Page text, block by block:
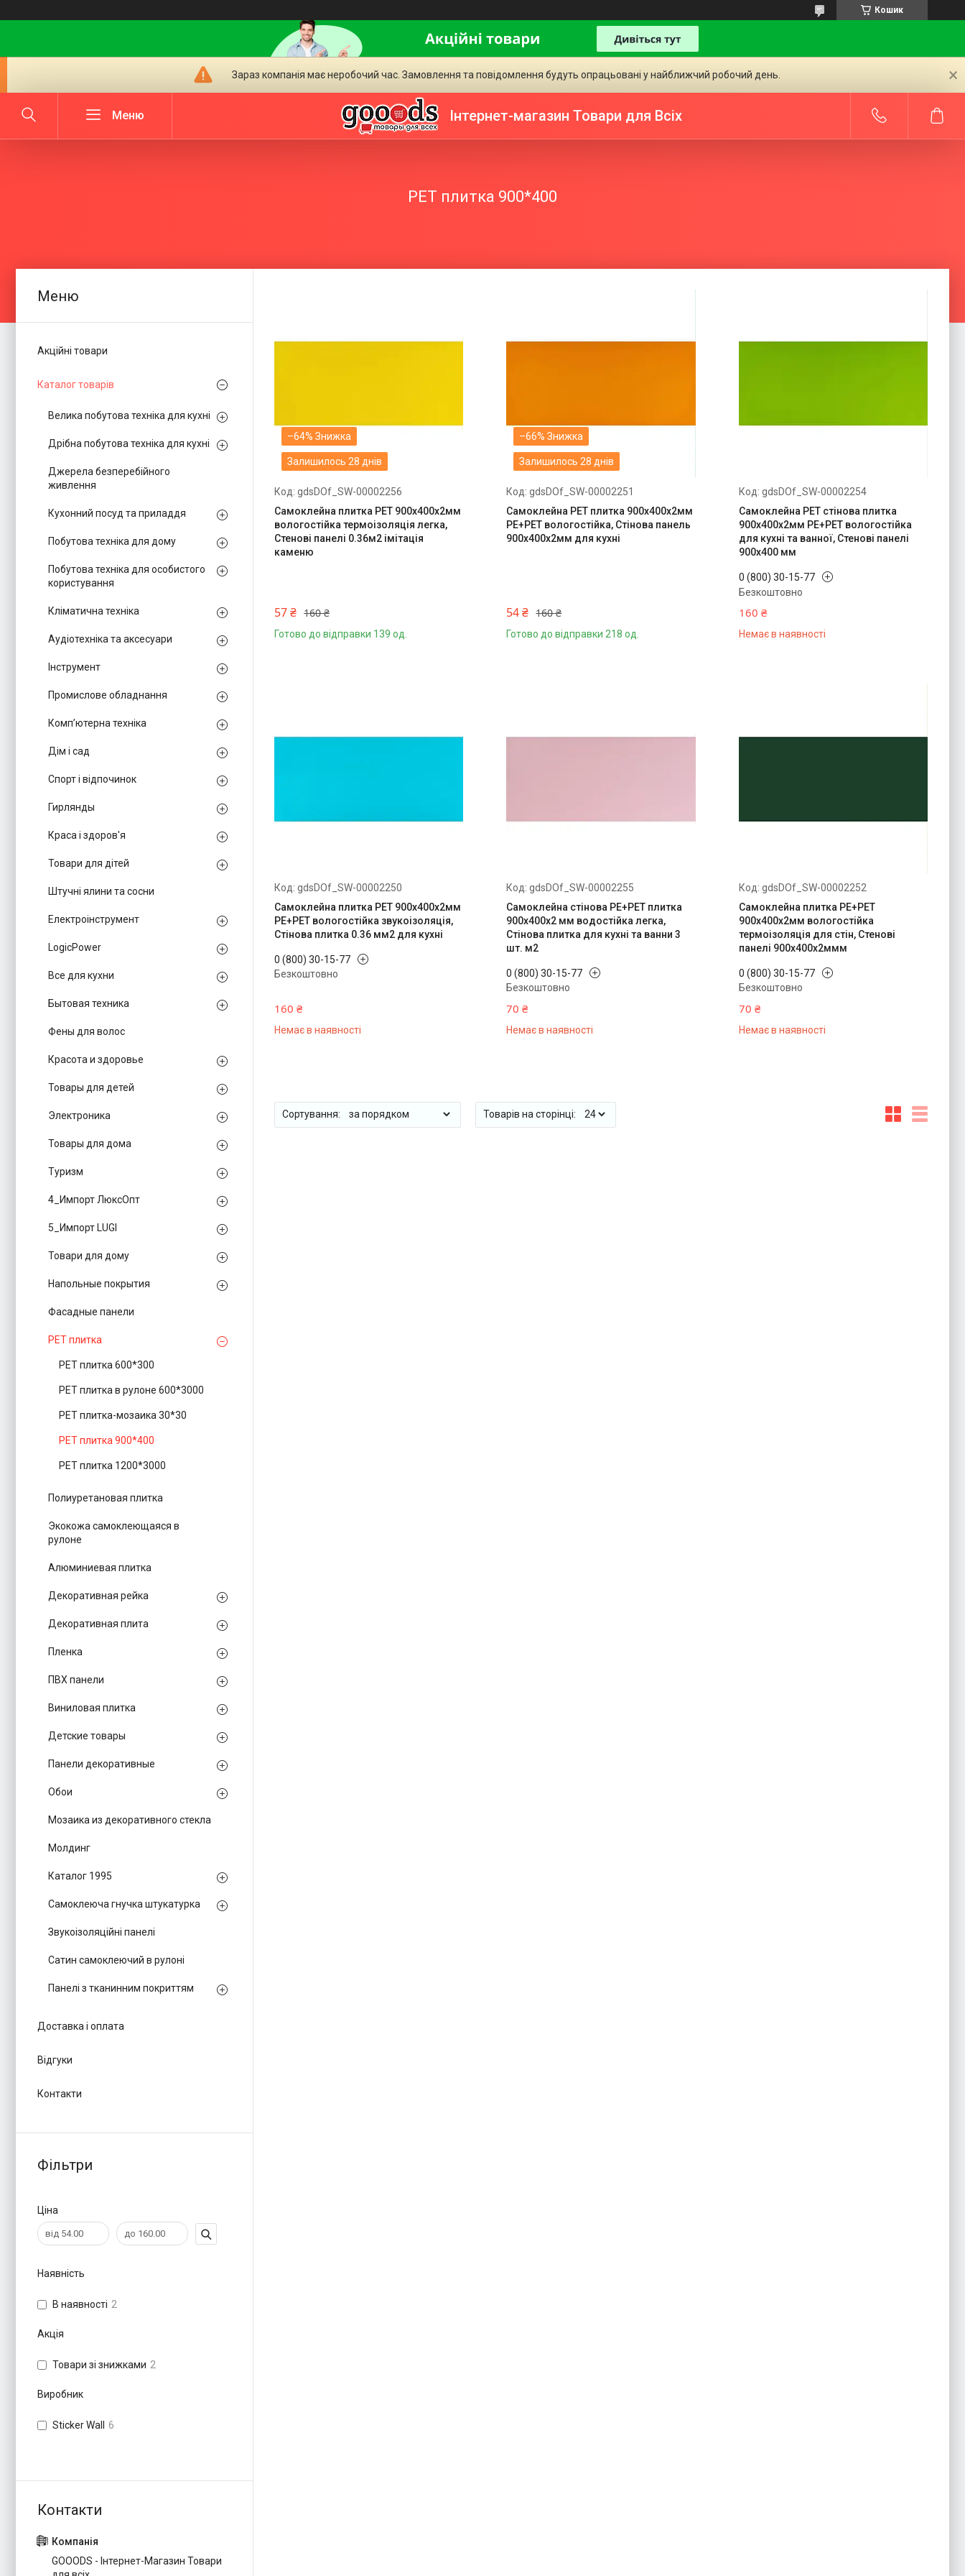
Кошик
Зараз компанія має неробочий час. Замовлення та повідомлення будуть опрацьовані у найближчий робочий день.
Інтернет-магазин Товари для Всіх
PET плитка 900*400
Залишилось 28 днів
–64%
gdsDOf_SW-00002256
Самоклейна плитка PET 900х400х2мм
вологостійка термоізоляція легка,
Стенові панелі 0.36м2 імітація
каменю
160 ₴
57 ₴
Готово до відправки 139 од.
Залишилось 28 днів
–66%
gdsDOf_SW-00002251
Самоклейна PET плитка 900х400х2мм
PE+PET вологостійка, Стінова панель
900х400х2мм для кухні
160 ₴
54 ₴
Готово до відправки 218 од.
gdsDOf_SW-00002254
Самоклейна PET стінова плитка
900х400х2мм PE+PET вологостійка
для кухні та ванної, Стенові панелі
900х400 мм
0 (800) 30-15-77
Безкоштовно
160 ₴
Немає в наявності
gdsDOf_SW-00002250
Самоклейна плитка PET 900х400х2мм
PE+PET вологостійка звукоізоляція,
Стінова плитка 0.36 мм2 для кухні
0 (800) 30-15-77
Безкоштовно
160 ₴
Немає в наявності
gdsDOf_SW-00002255
Самоклейна стінова PE+PET плитка
900х400х2 мм водостійка легка,
Стінова плитка для кухні та ванни 3
шт. м2
0 (800) 30-15-77
Безкоштовно
70 ₴
Немає в наявності
gdsDOf_SW-00002252
Самоклейна плитка PE+PET
900х400х2мм вологостійка
термоізоляція для стін, Стенові
панелі 900х400х2ммм
0 (800) 30-15-77
Безкоштовно
70 ₴
Немає в наявності
Акційні товари
Каталог товарів
Велика побутова техніка для кухні
Дрібна побутова техніка для кухні
Джерела безперебійного
живлення
Кухонний посуд та приладдя
Побутова техніка для дому
Побутова техніка для особистого
користування
Кліматична техніка
Аудіотехніка та аксесуари
Інструмент
Промислове обладнання
Комп’ютерна техніка
Дім і сад
Спорт і відпочинок
Гирлянды
Краса і здоров'я
Товари для дітей
Штучні ялини та сосни
Електроінструмент
LogicPower
Все для кухни
Бытовая техника
Фены для волос
Красота и здоровье
Товары для детей
Электроника
Товары для дома
Туризм
4_Импорт ЛюксОпт
5_Импорт LUGI
Товари для дому
Напольные покрытия
Фасадные панели
PЕT плитка
PET плитка 600*300
PET плитка в рулоне 600*3000
PET плитка-мозаика 30*30
PET плитка 900*400
PЕT плитка 1200*3000
Полиуретановая плитка
Экокожа самоклеющаяся в
рулоне
Алюминиевая плитка
Декоративная рейка
Декоративная плита
Пленка
ПВХ панели
Виниловая плитка
Детские товары
Панели декоративные
Обои
Мозаика из декоративного стекла
Молдинг
Каталог 1995
Самоклеюча гнучка штукатурка
Звукоізоляційні панелі
Сатин самоклеючий в рулоні
Панелі з тканинним покриттям
Доставка і оплата
Відгуки
Контакти
Фільтри
Ціна
Наявність
В наявності 2
Акція
Товари зі знижками 2
Виробник
Sticker Wall 6
GOOODS - Інтернет-Магазин Товари